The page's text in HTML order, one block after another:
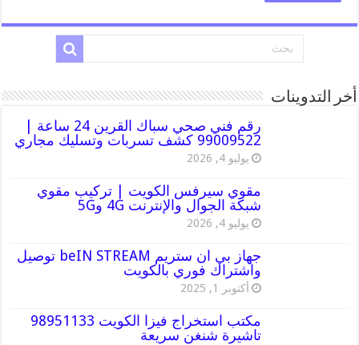
أخر التدوينات
رقم فني صحي سباك القرين 24 ساعة |
99009522 كشف تسربات وتسليك مجاري
يوليو 4, 2026
مقوي سيرفس الكويت | تركيب مقوي
شبكة الجوال والإنترنت 4G و5G
يوليو 4, 2026
جهاز بي ان ستريم beIN STREAM توصيل
واشتراك فوري بالكويت
أكتوبر 1, 2025
مكتب استخراج فيزا الكويت 98951133
تاشيرة شنغن سريعة